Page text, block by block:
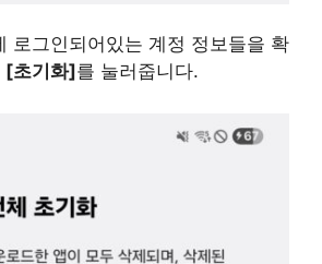
로그인되어있는 계정 정보들을 확
[초기화]를 눌러줍니다.